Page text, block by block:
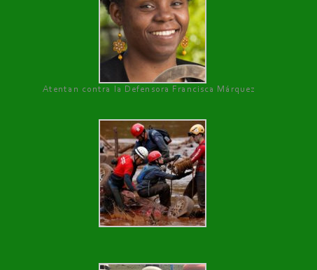
Atentan contra la Defensora Francisca Márquez